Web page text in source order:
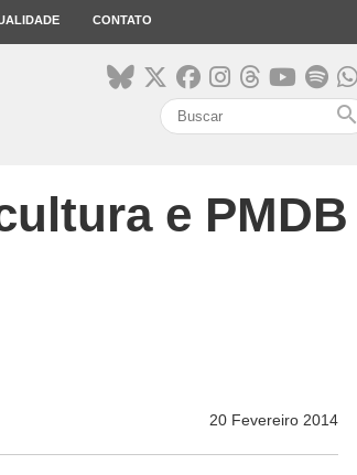
CONTATO
search
e PMDB
20 Fevereiro 2014